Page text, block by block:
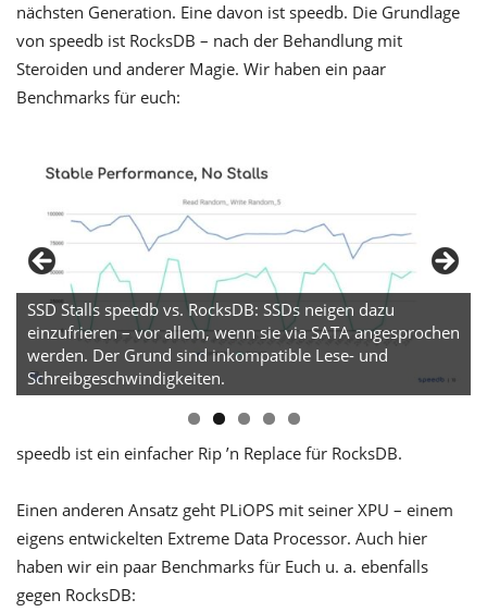
nächsten Generation. Eine davon ist speedb. Die Grundlage
von speedb ist RocksDB – nach der Behandlung mit
Steroiden und anderer Magie. Wir haben ein paar
Benchmarks für euch:
SSD Stalls speedb vs. RocksDB: SSDs neigen dazu
einzufrieren – vor allem, wenn sie via SATA angesprochen
werden. Der Grund sind inkompatible Lese- und
Schreibgeschwindigkeiten.
speedb ist ein einfacher Rip ’n Replace für RocksDB.
Einen anderen Ansatz geht PLiOPS mit seiner XPU – einem
eigens entwickelten Extreme Data Processor. Auch hier
haben wir ein paar Benchmarks für Euch u. a. ebenfalls
gegen RocksDB: